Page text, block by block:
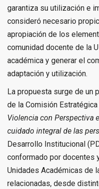
garantiza su utilización e
consideró necesario
apropiación de los
comunidad docente de la
académica y generar el
adaptación y utilización.
La propuesta surge de un
de la Comisión Estratégica
Violencia con Perspectiva
cuidado integral de las
Desarrollo Institucional
conformado por docentes
Unidades Académicas de
relacionadas, desde